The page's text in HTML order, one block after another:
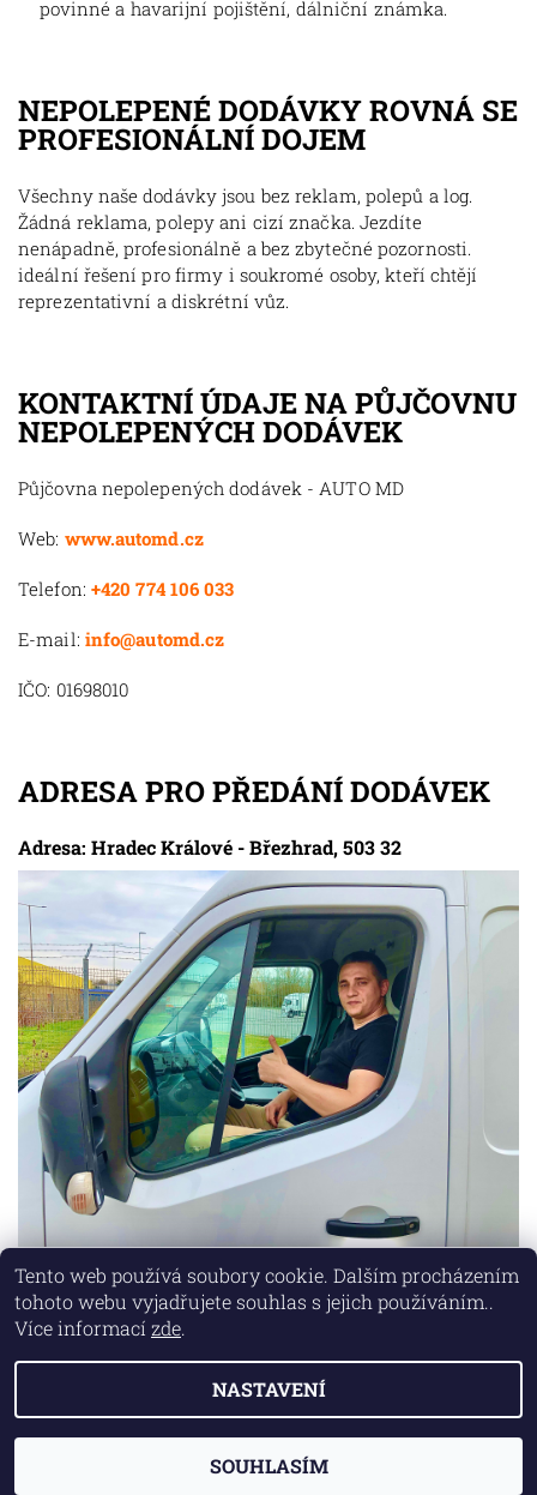
povinné a havarijní pojištění, dálniční známka.
NEPOLEPENÉ DODÁVKY ROVNÁ SE
PROFESIONÁLNÍ DOJEM
Všechny naše dodávky jsou bez reklam, polepů a log.
Žádná reklama, polepy ani cizí značka. Jezdíte
nenápadně, profesionálně a bez zbytečné pozornosti.
ideální řešení pro firmy i soukromé osoby, kteří chtějí
reprezentativní a diskrétní vůz.
KONTAKTNÍ ÚDAJE NA PŮJČOVNU
NEPOLEPENÝCH DODÁVEK
Půjčovna nepolepených dodávek - AUTO MD
Web: www.automd.cz
Telefon: +420 774 106 033
E-mail: info@automd.cz
IČO: 01698010
ADRESA PRO PŘEDÁNÍ DODÁVEK
Adresa: Hradec Králové - Březhrad, 503 32
Lokality Marketing zajišťuje společnost X-VISION
2026 © AUTO MD, všechna práva vyhrazena
Vytvořil Shoptet
Tento web používá soubory cookie. Dalším procházením
tohoto webu vyjadřujete souhlas s jejich používáním..
Více informací zde.
NASTAVENÍ
SOUHLASÍM